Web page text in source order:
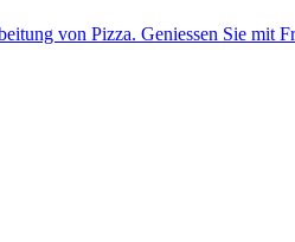
von Pizza. Geniessen Sie mit